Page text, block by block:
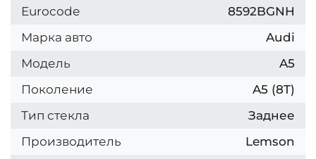
Eurocode
8592BGNH
Марка авто
Audi
Модель
A5
Поколение
A5 (8T)
Тип стекла
Заднее
Производитель
Lemson